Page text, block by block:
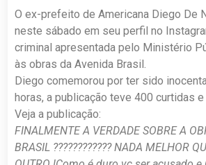
O ex-prefeito de Americana Diego De
neste sábado em seu perfil no
criminal apresentada pelo Ministério
às obras da Avenida Brasil.
Diego comemorou por ter sido
horas, a publicação teve 400 curtidas
Veja a publicação:
FINALMENTE A VERDADE SOBRE A
BRASIL ???????????? NADA MELHOR